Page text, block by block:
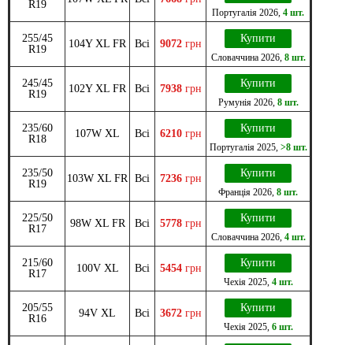
R19
Португалія 2026 4 шт.
255/45
R19
104Y XL FR Всі 9072 грн Купити
Словаччина2026, 8 шт.
245/45
R19
102Y XL FR Всі 7938 грн Купити
Румунія2026, 8 шт.
235/60
R18
107W XL Всі 6210 грн Купити
Португалія2025, >8 шт.
235/50
R19
103W XL FR Всі 7236 грн Купити
Франція 2026 8 шт.
225/50
R17
98W XL FR Всі 5778 грн Купити
Словаччина2026, 4 шт.
215/60
R17
100V XL Всі 5454 грн Купити
Чехія2025, 4 шт.
205/55
R16
94V XL Всі 3672 грн Купити
Чехія2025, 6 шт.